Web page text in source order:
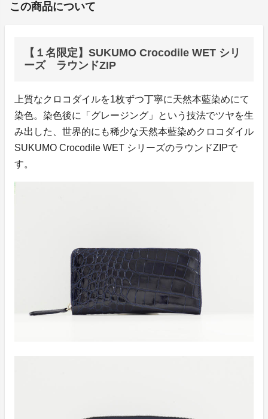
この商品について
【１名限定】SUKUMO Crocodile WET シリ
ーズ ラウンドZIP
上質なクロコダイルを1枚ずつ丁寧に天然本藍染めにて
染色。染色後に「グレージング」という技法でツヤを生
み出した、世界的にも稀少な天然本藍染めクロコダイル
SUKUMO Crocodile WET シリーズのラウンドZIPで
す。